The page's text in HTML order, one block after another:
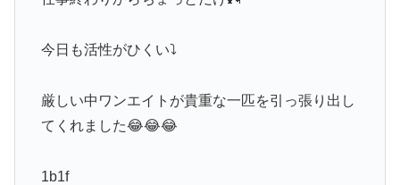
今日も活性がひくい⤵️
厳しい中ワンエイトが貴重な一匹を引っ張り出し
てくれました😂😂😂
1b1f